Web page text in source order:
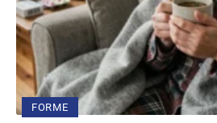
FORME